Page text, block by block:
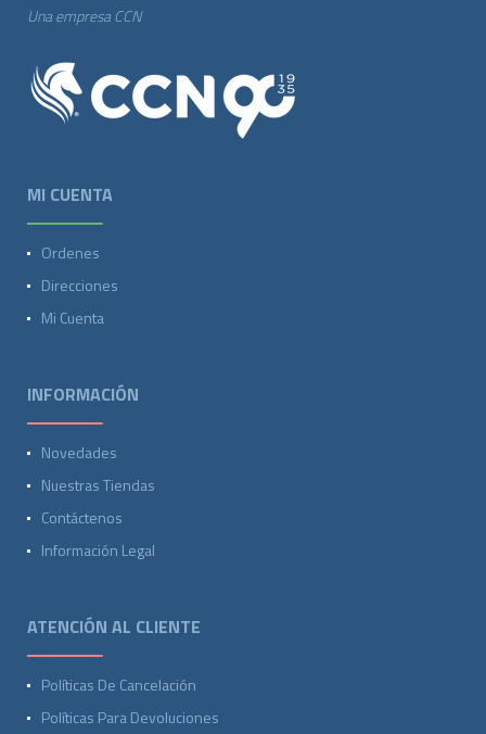
Una empresa CCN
MI CUENTA
Ordenes
Direcciones
Mi Cuenta
INFORMACIÓN
Novedades
Nuestras Tiendas
Contáctenos
Información Legal
ATENCIÓN AL CLIENTE
Políticas De Cancelación
Políticas Para Devoluciones